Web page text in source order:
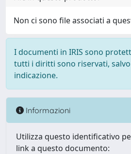
Non ci sono file associati a
I documenti in IRIS sono
tutti i diritti sono riservati,
indicazione.
Informazioni
Utilizza questo identificativo
link a questo documento: